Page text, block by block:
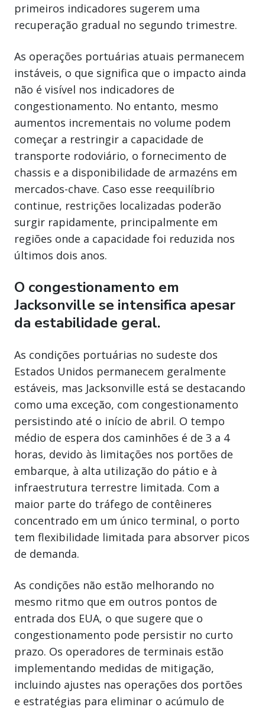
primeiros indicadores sugerem uma
recuperação gradual no segundo trimestre.
As operações portuárias atuais permanecem
instáveis, o que significa que o impacto ainda
não é visível nos indicadores de
congestionamento. No entanto, mesmo
aumentos incrementais no volume podem
começar a restringir a capacidade de
transporte rodoviário, o fornecimento de
chassis e a disponibilidade de armazéns em
mercados-chave. Caso esse reequilíbrio
continue, restrições localizadas poderão
surgir rapidamente, principalmente em
regiões onde a capacidade foi reduzida nos
últimos dois anos.
O congestionamento em
Jacksonville se intensifica apesar
da estabilidade geral.
As condições portuárias no sudeste dos
Estados Unidos permanecem geralmente
estáveis, mas Jacksonville está se destacando
como uma exceção, com congestionamento
persistindo até o início de abril. O tempo
médio de espera dos caminhões é de 3 a 4
horas, devido às limitações nos portões de
embarque, à alta utilização do pátio e à
infraestrutura terrestre limitada. Com a
maior parte do tráfego de contêineres
concentrado em um único terminal, o porto
tem flexibilidade limitada para absorver picos
de demanda.
As condições não estão melhorando no
mesmo ritmo que em outros pontos de
entrada dos EUA, o que sugere que o
congestionamento pode persistir no curto
prazo. Os operadores de terminais estão
implementando medidas de mitigação,
incluindo ajustes nas operações dos portões
e estratégias para eliminar o acúmulo de